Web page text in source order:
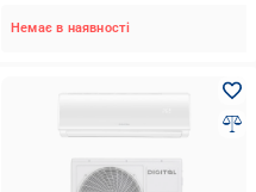
Немає в наявності